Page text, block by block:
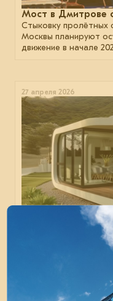
Мост в Дмитрове
Стыковку пролётных
Москвы планируют
движение в начале
27 апреля 2026
Tesla запускает
модульных домов
Что известно о
House?
может начаться уже в